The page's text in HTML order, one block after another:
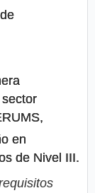
en
de Nivel III.